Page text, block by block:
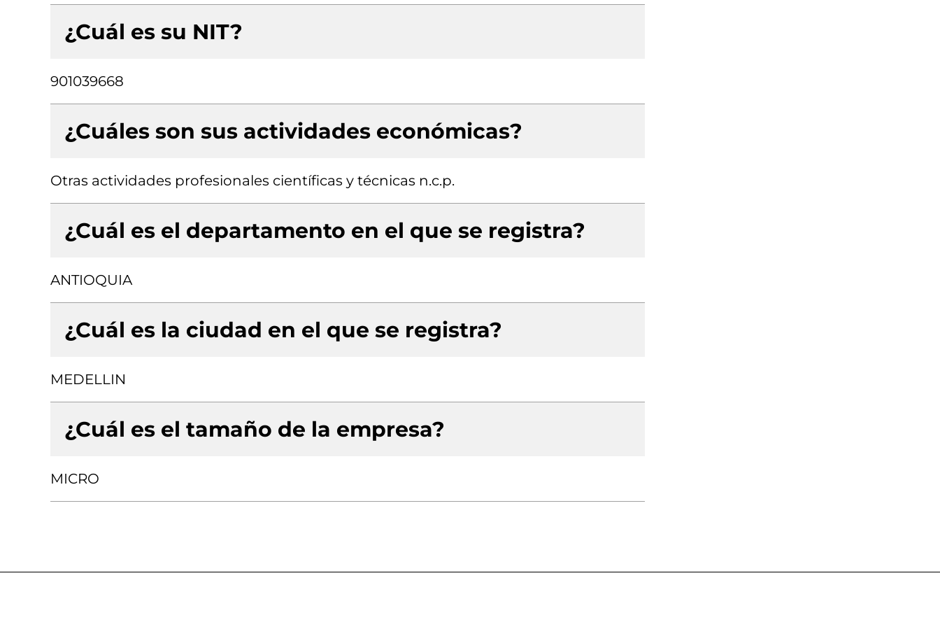
¿Cuál es su NIT?
901039668
¿Cuáles son sus actividades económicas?
Otras actividades profesionales científicas y técnicas n.c.p.
¿Cuál es el departamento en el que se registra?
ANTIOQUIA
¿Cuál es la ciudad en el que se registra?
MEDELLIN
¿Cuál es el tamaño de la empresa?
MICRO